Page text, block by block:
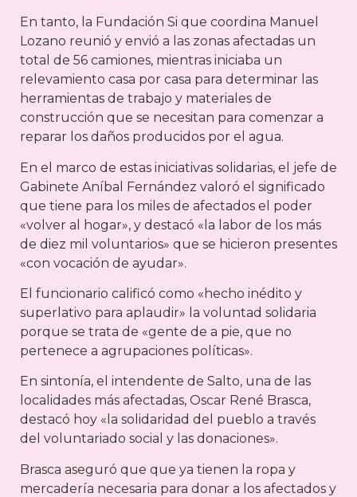
En tanto, la Fundación Si que coordina Manuel
Lozano reunió y envió a las zonas afectadas un
total de 56 camiones, mientras iniciaba un
relevamiento casa por casa para determinar las
herramientas de trabajo y materiales de
construcción que se necesitan para comenzar a
reparar los daños producidos por el agua.
En el marco de estas iniciativas solidarias, el jefe de
Gabinete Aníbal Fernández valoró el significado
que tiene para los miles de afectados el poder
«volver al hogar», y destacó «la labor de los más
de diez mil voluntarios» que se hicieron presentes
«con vocación de ayudar».
El funcionario calificó como «hecho inédito y
superlativo para aplaudir» la voluntad solidaria
porque se trata de «gente de a pie, que no
pertenece a agrupaciones polí­ticas».
En sintonía, el intendente de Salto, una de las
localidades más afectadas, Oscar René Brasca,
destacó hoy «la solidaridad del pueblo a través
del voluntariado social y las donaciones».
Brasca aseguró que que ya tienen la ropa y
mercaderí­a necesaria para donar a los afectados y